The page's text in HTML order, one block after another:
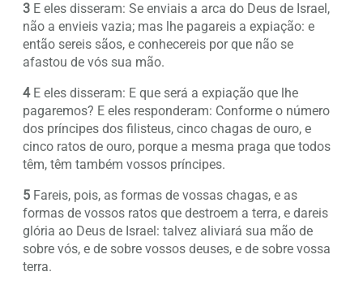
3 E eles disseram: Se enviais a arca do Deus de Israel,
não a envieis vazia; mas lhe pagareis a expiação: e
então sereis sãos, e conhecereis por que não se
afastou de vós sua mão.
4E eles disseram: E que será a expiação que lhe
pagaremos? E eles responderam: Conforme o número
dos príncipes dos filisteus, cinco chagas de ouro, e
cinco ratos de ouro, porque a mesma praga que todos
têm, têm também vossos príncipes.
5 Fareis, pois, as formas de vossas chagas, e as
formas de vossos ratos que destroem a terra, e dareis
glória ao Deus de Israel: talvez aliviará sua mão de
sobre vós, e de sobre vossos deuses, e de sobre vossa
terra.